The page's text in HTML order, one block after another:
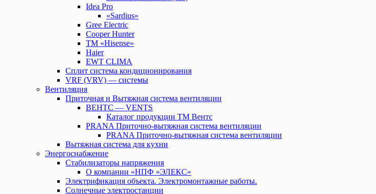
Idea Pro
«Sardius»
Gree Electric
Cooper Hunter
TM «Hisense»
Haier
EWT CLIMA
Сплит система кондиционирования
VRF (VRV) — системы
Вентиляция
Приточная и Вытяжная система вентиляции
ВЕНТС — VENTS
Каталог продукции ТМ Вентс
PRANA Приточно-вытяжная система вентиляции
PRANA Приточно-вытяжная система вентиляции
Вытяжная система для кухни
Энергоснабжение
Стабилизаторы напряжения
О компании «НПФ «ЭЛЕКС»
Электрификация объекта. Электромонтажные работы.
Солнечные электростанции